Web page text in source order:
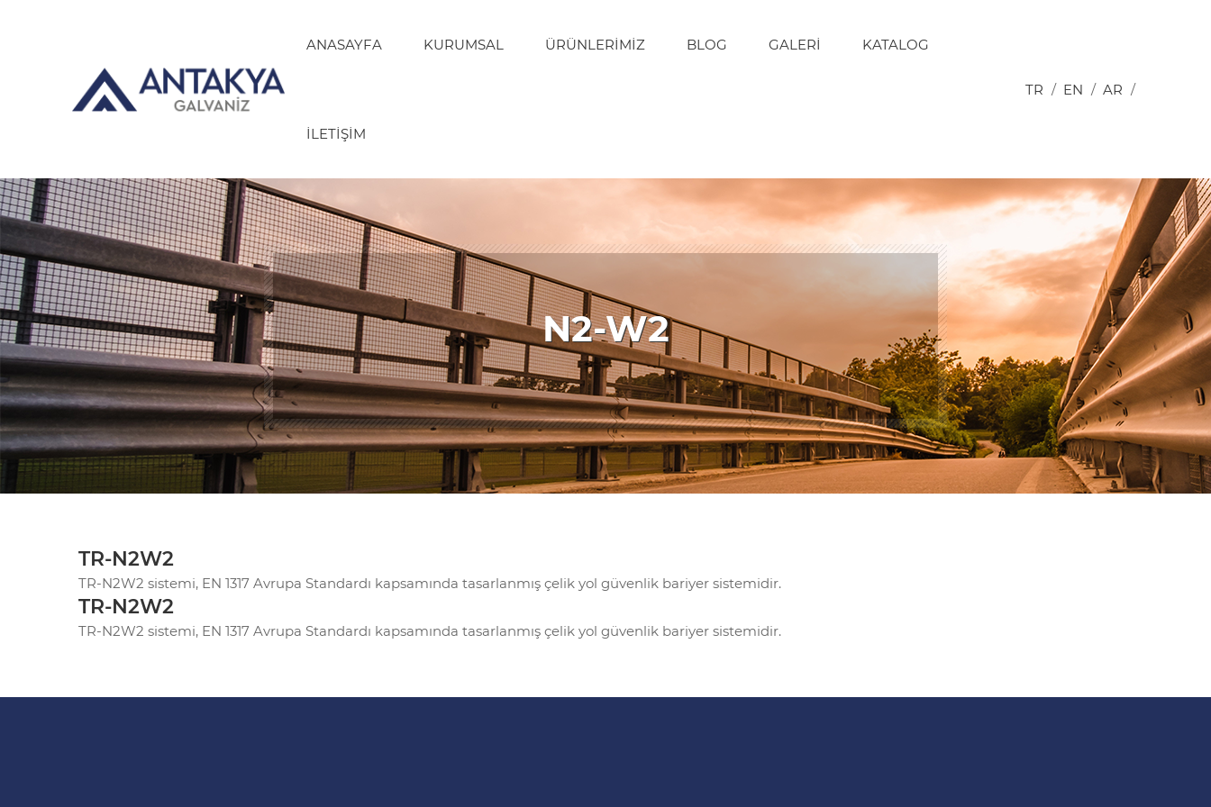
ANASAYFA KURUMSAL ÜRÜNLERIMIZ BLOG GALERI KATALOG
İLETIŞIM
TR / EN / AR /
N2-W2
TR-N2W2
TR-N2W2 sistemi, EN 1317 Avrupa Standardı kapsamında tasarlanmış çelik yol güvenlik bariyer sistemidir.
TR-N2W2
TR-N2W2 sistemi, EN 1317 Avrupa Standardı kapsamında tasarlanmış çelik yol güvenlik bariyer sistemidir.